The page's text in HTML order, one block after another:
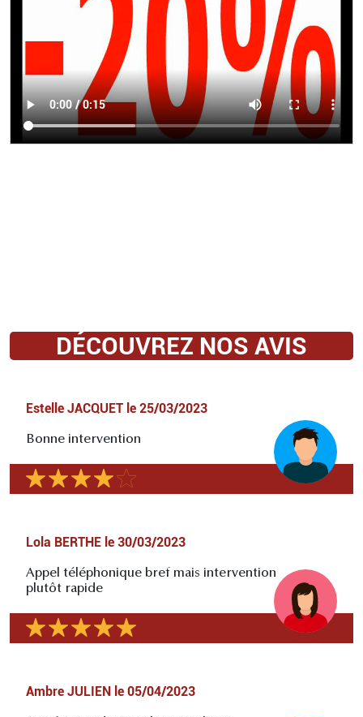
DÉCOUVREZ NOS AVIS
Estelle JACQUET le 25/03/2023
Bonne intervention
Lola BERTHE le 30/03/2023
Appel téléphonique bref mais intervention
plutôt rapide
Ambre JULIEN le 05/04/2023